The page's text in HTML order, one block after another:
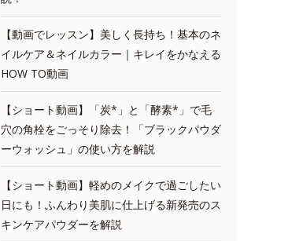
【動画でレッスン】美しく長持ち！基本のネ
イルケア＆ネイルカラー｜キレイをかなえる
HOW TO動画
【ショート動画】「炭*」と「酵素*」で毛
穴の角栓をごっそり除去！「ブラックパウダ
ーウォッシュ」の使い方を解説
【ショート動画】軽めのメイクで過ごしたい
日にも！ふんわり美肌に仕上げる新発売のス
キンケアパウダーを解説